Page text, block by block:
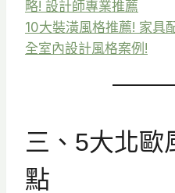
略! 設計師專業推薦
10大裝潢風格推薦! 家具
全室內設計風格案例!
三、5大北歐
點